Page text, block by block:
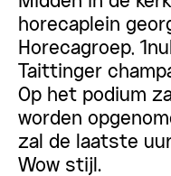
horecaplein
Horecagroep,
Taittinger
Op het podium
worden
zal de laatste
Wow stijl.